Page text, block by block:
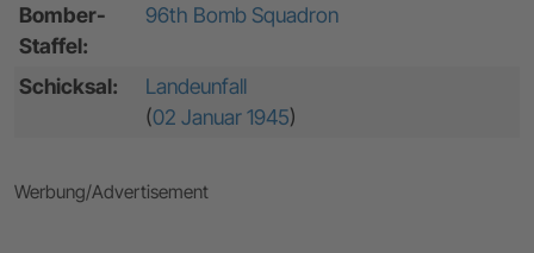
Bomber-
Staffel:
96th Bomb Squadron
Schicksal:
Landeunfall
(02 Januar 1945)
Werbung/Advertisement